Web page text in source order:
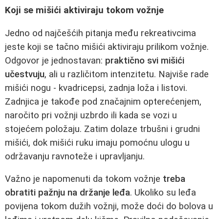
Koji se mišići aktiviraju tokom vožnje
Jedno od najčešćih pitanja među rekreativcima
jeste koji se tačno mišići aktiviraju prilikom vožnje.
Odgovor je jednostavan: praktično svi mišići
učestvuju, ali u različitom intenzitetu. Najviše rade
mišići nogu - kvadricepsi, zadnja loža i listovi.
Zadnjica je takođe pod značajnim opterećenjem,
naročito pri vožnji uzbrdo ili kada se vozi u
stojećem položaju. Zatim dolaze trbušni i grudni
mišići, dok mišići ruku imaju pomoćnu ulogu u
održavanju ravnoteže i upravljanju.
Važno je napomenuti da tokom vožnje treba
obratiti pažnju na držanje leđa. Ukoliko su leđa
povijena tokom dužih vožnji, može doći do bolova u